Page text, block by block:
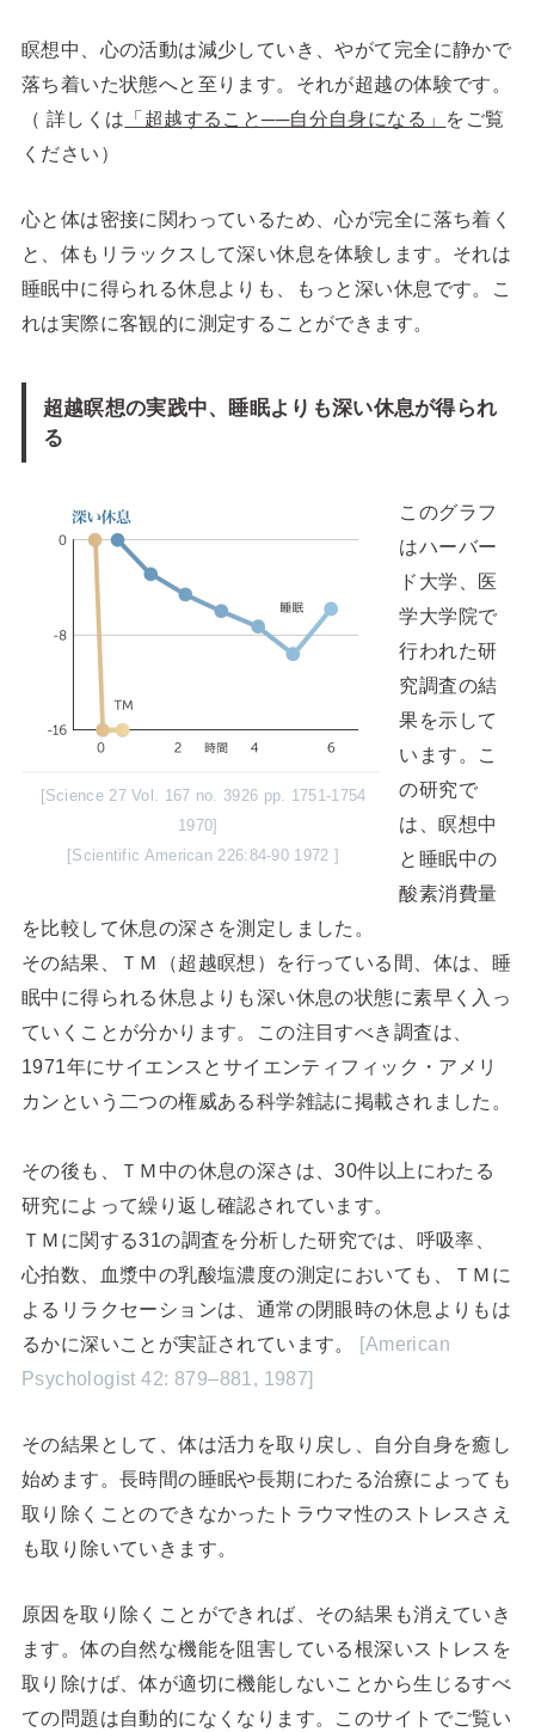
瞑想中、心の活動は減少していき、やがて完全に静かで
落ち着いた状態へと至ります。それが超越の体験です。
（ 詳しくは 「超越すること──自分自身になる」 をご覧
ください）
心と体は密接に関わっているため、心が完全に落ち着く
と、体もリラックスして深い休息を体験します。それは
睡眠中に得られる休息よりも、もっと深い休息です。こ
れは実際に客観的に測定することができます。
超越瞑想の実践中、睡眠よりも深い休息が得られ
る
[Science 27 Vol. 167 no. 3926 pp. 1751-1754
1970]
[Scientific American 226:84-90 1972 ]
このグラフ
はハーバー
ド大学、医
学大学院で
行われた研
究調査の結
果を示して
います。こ
の研究で
は、瞑想中
と睡眠中の
酸素消費量
を比較して休息の深さを測定しました。
その結果、ＴＭ（超越瞑想）を行っている間、体は、睡
眠中に得られる休息よりも深い休息の状態に素早く入っ
ていくことが分かります。この注目すべき調査は、
1971年にサイエンスとサイエンティフィック・アメリ
カンという二つの権威ある科学雑誌に掲載されました。
その後も、ＴＭ中の休息の深さは、30件以上にわたる
研究によって繰り返し確認されています。
ＴＭに関する31の調査を分析した研究では、呼吸率、
心拍数、血漿中の乳酸塩濃度の測定においても、ＴＭに
よるリラクセーションは、通常の閉眼時の休息よりもは
るかに深いことが実証されています。
[American
Psychologist 42: 879–881, 1987]
その結果として、体は活力を取り戻し、自分自身を癒し
始めます。長時間の睡眠や長期にわたる治療によっても
取り除くことのできなかったトラウマ性のストレスさえ
も取り除いていきます。
原因を取り除くことができれば、その結果も消えていき
ます。体の自然な機能を阻害している根深いストレスを
取り除けば、体が適切に機能しないことから生じるすべ
ての問題は自動的になくなります。このサイトでご覧い